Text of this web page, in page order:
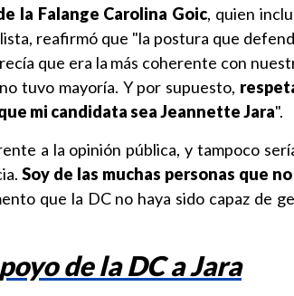
la Falange Carolina Goic, quien
reafirmó que "la postura que
que era la más coherente con
tuvo mayoría. Y por supuesto,
mi candidata sea Jeannette Jara".
a la opinión pública, y tampoco
Soy de las muchas personas que
que la DC no haya sido capaz de
de la DC a Jara